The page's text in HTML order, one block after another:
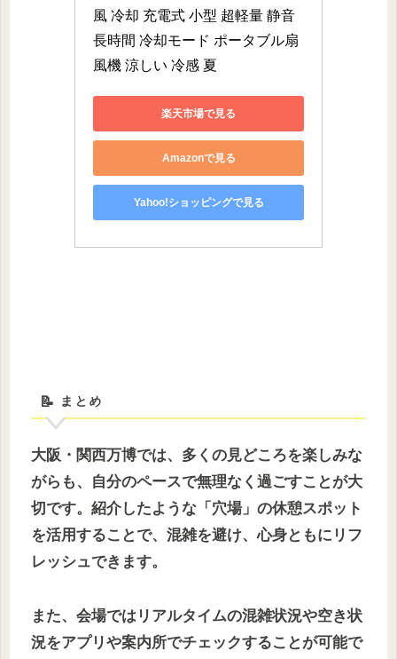
風 冷却 充電式 小型 超軽量 静音
長時間 冷却モード ポータブル扇
風機 涼しい 冷感 夏
楽天市場で見る
Amazonで見る
Yahoo!ショッピングで見る
📝 まとめ
大阪・関西万博では、多くの見どころを楽しみな
がらも、自分のペースで無理なく過ごすことが大
切です。紹介したような「穴場」の休憩スポット
を活用することで、混雑を避け、心身ともにリフ
レッシュできます。
また、会場ではリアルタイムの混雑状況や空き状
況をアプリや案内所でチェックすることが可能で